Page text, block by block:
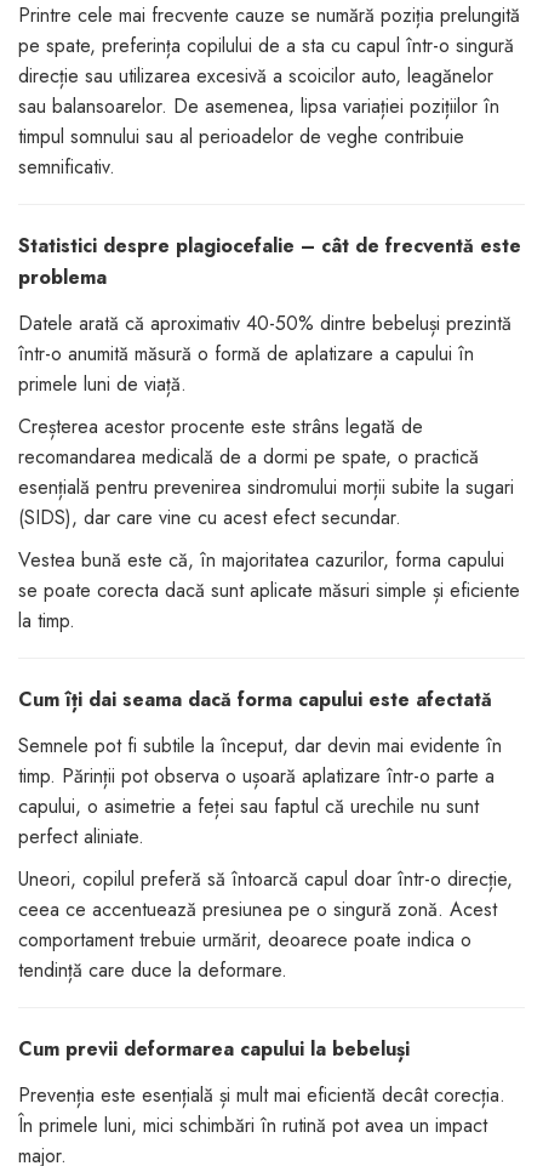
Printre cele mai frecvente cauze se numără poziția prelungită
pe spate, preferința copilului de a sta cu capul într-o singură
direcție sau utilizarea excesivă a scoicilor auto, leagănelor
sau balansoarelor. De asemenea, lipsa variației pozițiilor în
timpul somnului sau al perioadelor de veghe contribuie
semnificativ.
Statistici despre plagiocefalie – cât de frecventă este
problema
Datele arată că aproximativ 40-50% dintre bebeluși prezintă
într-o anumită măsură o formă de aplatizare a capului în
primele luni de viață.
Creșterea acestor procente este strâns legată de
recomandarea medicală de a dormi pe spate, o practică
esențială pentru prevenirea sindromului morții subite la sugari
(SIDS), dar care vine cu acest efect secundar.
Vestea bună este că, în majoritatea cazurilor, forma capului
se poate corecta dacă sunt aplicate măsuri simple și eficiente
la timp.
Cum îți dai seama dacă forma capului este afectată
Semnele pot fi subtile la început, dar devin mai evidente în
timp. Părinții pot observa o ușoară aplatizare într-o parte a
capului, o asimetrie a feței sau faptul că urechile nu sunt
perfect aliniate.
Uneori, copilul preferă să întoarcă capul doar într-o direcție,
ceea ce accentuează presiunea pe o singură zonă. Acest
comportament trebuie urmărit, deoarece poate indica o
tendință care duce la deformare.
Cum previi deformarea capului la bebeluși
Prevenția este esențială și mult mai eficientă decât corecția.
În primele luni, mici schimbări în rutină pot avea un impact
major.